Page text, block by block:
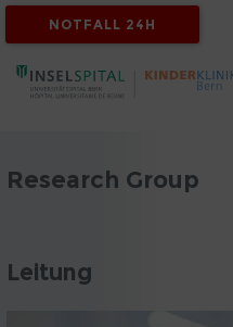
NOTFALL 24H
Research Group
Leitung